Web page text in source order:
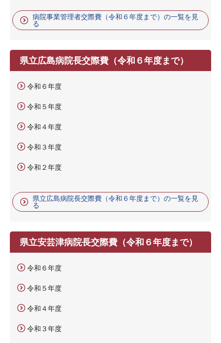
病院事業管理者交際費（令和６年度まで）の一覧を見
る
県立広島病院長交際費（令和６年度まで）
令和６年度
令和５年度
令和４年度
令和３年度
令和２年度
県立広島病院長交際費（令和６年度まで）の一覧を見
る
県立安芸津病院長交際費（令和６年度まで）
令和６年度
令和５年度
令和４年度
令和３年度